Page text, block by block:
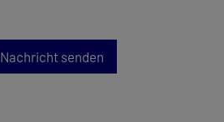
Nachricht senden